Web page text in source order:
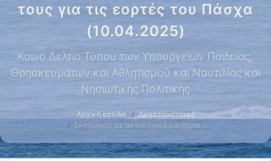
τους για τις εορτές του Πάσχα
(10.04.2025)
Κοινό Δελτίο Τύπου των Υπουργείων Παιδείας,
Θρησκευμάτων και Αθλητισμού και Ναυτιλίας και
Νησιωτικής Πολιτικής
Αρχική σελίδα
Δραστηριότητες
Εκπτώσεις σε ακτοπλοϊκά εισιτήρια …